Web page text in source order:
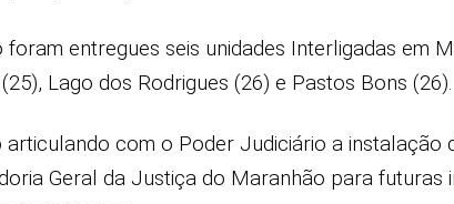
entregues seis unidades Interligadas em
Lago dos Rodrigues (26) e Pastos Bons (26).
articulando com o Poder Judiciário a instalação
Geral da Justiça do Maranhão para futuras